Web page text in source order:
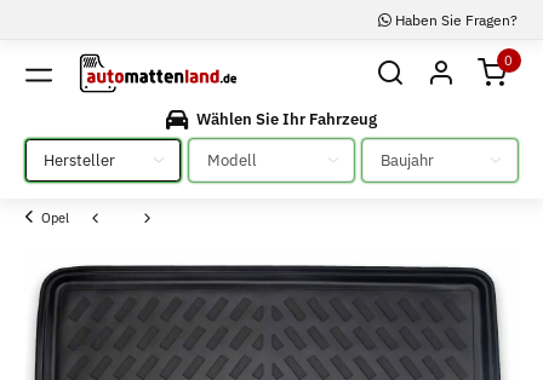
Haben Sie Fragen?
0
Wählen Sie Ihr Fahrzeug
Bitte auswählen
Bitte auswählen Bitte auswählen
Opel